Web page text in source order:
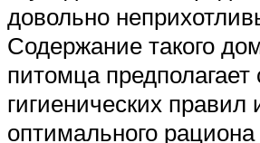
довольно
Содержание такого
питомца
гигиенических
оптимального